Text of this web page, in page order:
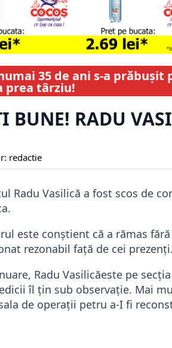
35 de ani s-a
prea târziu!
BUNE! RADU
redactie
Radu Vasilică a fost scos de
este conștient că a rămas
rezonabil față de cei prezenți.
Radu Vasilicăeste pe
îl țin sub observație. Mai
de operații petru a-I fi